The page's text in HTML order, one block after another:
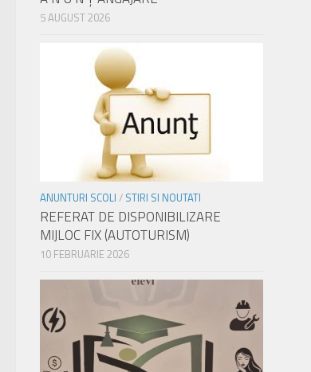
5 AUGUST 2026
ANUNTURI SCOLI / STIRI SI NOUTATI
REFERAT DE DISPONIBILIZARE
MIJLOC FIX (AUTOTURISM)
10 FEBRUARIE 2026